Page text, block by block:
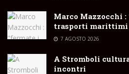
Marco Mazzocchi
trasporti marittimi
7 AGOSTO 2026
A Stromboli
incontri